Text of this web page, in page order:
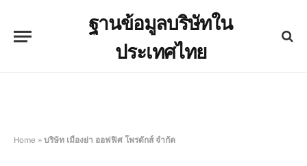
ฐานข้อมูลบริษัทใน
ประเทศไทย
Home » บริษัท เมืองย่า ออฟฟิศ โพรดักส์ จำกัด